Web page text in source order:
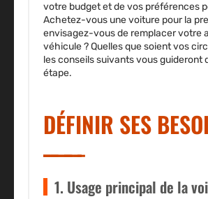
votre budget et de vos préférences
Achetez-vous une voiture pour la
envisagez-vous de remplacer votre
véhicule ? Quelles que soient vos
les conseils suivants vous guideront
étape.
DÉFINIR SES
1. Usage principal de la